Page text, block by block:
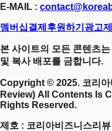
E-MAIL :
멤버십결제 후원하기 광고
본 사이트의 모든 콘텐츠
및 복사 배포를 금합니다.
Copyright © 2025. 코리
Review) All Contents Is
Rights Reserved.
제호 : 코리아비즈니스리뷰